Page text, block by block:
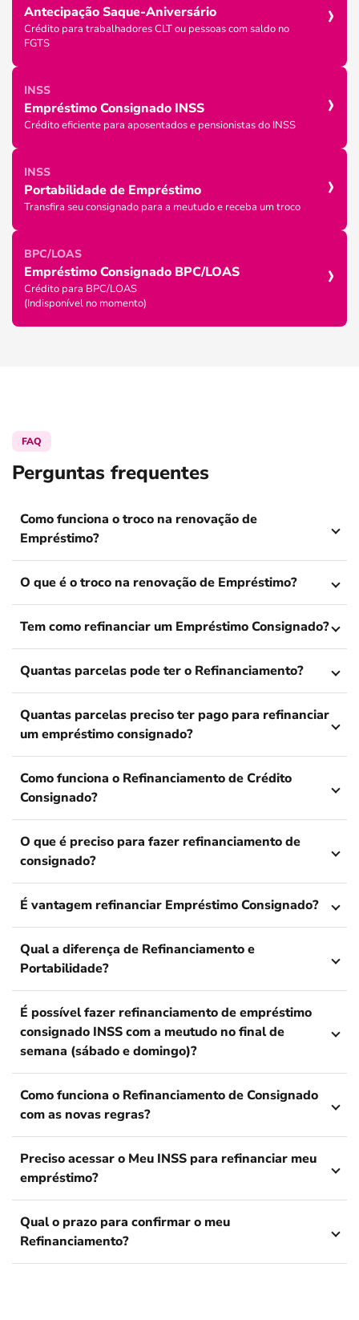
Antecipação Saque-Aniversário
Crédito para trabalhadores CLT ou pessoas com saldo no
FGTS
›
INSS
Empréstimo Consignado INSS
Crédito eficiente para aposentados e pensionistas do INSS ›
INSS
Portabilidade de Empréstimo
Transfira seu consignado para a meutudo e receba um troco ›
BPC/LOAS
Empréstimo Consignado BPC/LOAS
Crédito para BPC/LOAS
(Indisponível no momento)
›
FAQ
Perguntas frequentes
Como funciona o troco na renovação de
Empréstimo?
O que é o troco na renovação de Empréstimo?
Tem como refinanciar um Empréstimo Consignado?
Quantas parcelas pode ter o Refinanciamento?
Quantas parcelas preciso ter pago para refinanciar
um empréstimo consignado?
Como funciona o Refinanciamento de Crédito
Consignado?
O que é preciso para fazer refinanciamento de
consignado?
É vantagem refinanciar Empréstimo Consignado?
Qual a diferença de Refinanciamento e
Portabilidade?
É possível fazer refinanciamento de empréstimo
consignado INSS com a meutudo no final de
semana (sábado e domingo)?
Como funciona o Refinanciamento de Consignado
com as novas regras?
Preciso acessar o Meu INSS para refinanciar meu
empréstimo?
Qual o prazo para confirmar o meu
Refinanciamento?